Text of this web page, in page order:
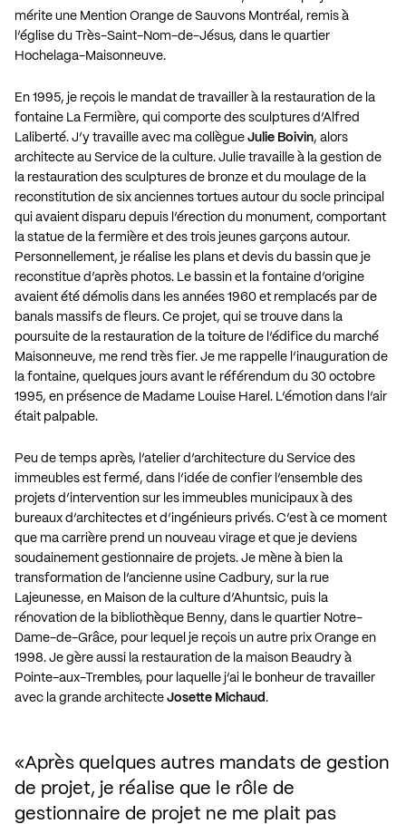
mérite une Mention Orange de Sauvons Montréal, remis à
l’église du Très-Saint-Nom-de-Jésus, dans le quartier
Hochelaga-Maisonneuve.
En 1995, je reçois le mandat de travailler à la restauration de la
fontaine La Fermière, qui comporte des sculptures d’Alfred
Laliberté. J’y travaille avec ma collègue Julie Boivin, alors
architecte au Service de la culture. Julie travaille à la gestion de
la restauration des sculptures de bronze et du moulage de la
reconstitution de six anciennes tortues autour du socle principal
qui avaient disparu depuis l’érection du monument, comportant
la statue de la fermière et des trois jeunes garçons autour.
Personnellement, je réalise les plans et devis du bassin que je
reconstitue d’après photos. Le bassin et la fontaine d’origine
avaient été démolis dans les années 1960 et remplacés par de
banals massifs de fleurs. Ce projet, qui se trouve dans la
poursuite de la restauration de la toiture de l’édifice du marché
Maisonneuve, me rend très fier. Je me rappelle l’inauguration de
la fontaine, quelques jours avant le référendum du 30 octobre
1995, en présence de Madame Louise Harel. L’émotion dans l’air
était palpable.
Peu de temps après, l’atelier d’architecture du Service des
immeubles est fermé, dans l’idée de confier l’ensemble des
projets d’intervention sur les immeubles municipaux à des
bureaux d’architectes et d’ingénieurs privés. C’est à ce moment
que ma carrière prend un nouveau virage et que je deviens
soudainement gestionnaire de projets. Je mène à bien la
transformation de l’ancienne usine Cadbury, sur la rue
Lajeunesse, en Maison de la culture d’Ahuntsic, puis la
rénovation de la bibliothèque Benny, dans le quartier Notre-
Dame-de-Grâce, pour lequel je reçois un autre prix Orange en
1998. Je gère aussi la restauration de la maison Beaudry à
Pointe-aux-Trembles, pour laquelle j’ai le bonheur de travailler
avec la grande architecte Josette Michaud .
Après quelques autres mandats de gestion
de projet, je réalise que le rôle de
gestionnaire de projet ne me plait pas